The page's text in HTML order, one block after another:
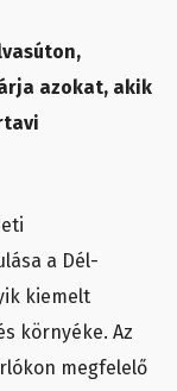
azokat, akik
a Dél-
kiemelt
környéke. Az
megfelelő